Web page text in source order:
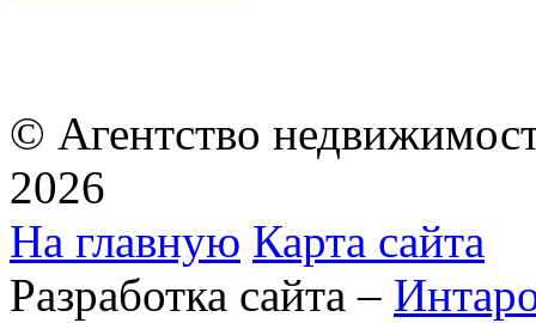
© Агентство
2026
На главную Карта сайта
Разработка сайта –